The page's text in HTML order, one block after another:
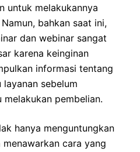
untuk melakukannya
bahkan saat ini,
dan webinar sangat
karena keinginan
informasi tentang
sebelum
pembelian.
hanya menguntungkan
cara yang